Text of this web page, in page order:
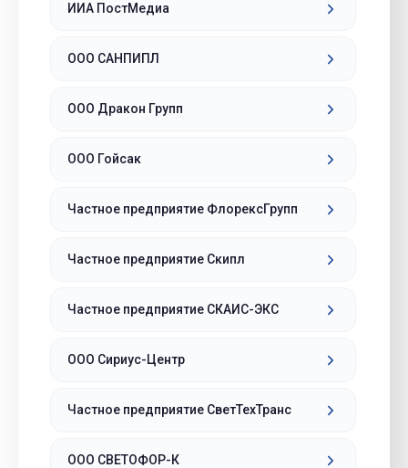
ИИА ПостМедиа
ООО САНПИПЛ
ООО Дракон Групп
ООО Гойсак
Частное предприятие ФлорексГрупп
Частное предприятие Скипл
Частное предприятие СКАИС-ЭКС
ООО Сириус-Центр
Частное предприятие СветТехТранс
ООО СВЕТОФОР-К